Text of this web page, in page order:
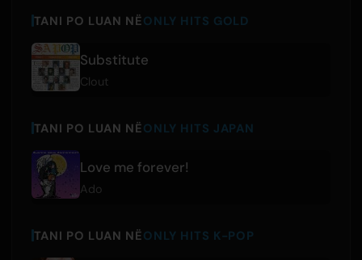
TANI PO LUAN NËONLY HITS GOLD
Substitute
Clout
TANI PO LUAN NËONLY HITS JAPAN
Love me forever!
Ado
TANI PO LUAN NËONLY HITS K-POP